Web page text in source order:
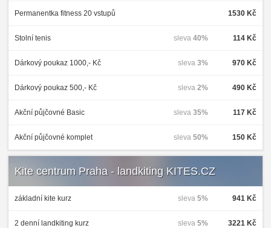
Permanentka fitness 20 vstupů 1530 Kč
Stolní tenis 114 Kč
sleva 40%
Dárkový poukaz 1000,- Kč 970 Kč
sleva 3%
Dárkový poukaz 500,- Kč 490 Kč
sleva 2%
Akční půjčovné Basic 117 Kč
sleva 35%
Akční půjčovné komplet 150 Kč
sleva 50%
Kite centrum Praha - landkiting KITES.CZ
základní kite kurz 941 Kč
sleva 5%
2 denní landkiting kurz 3221 Kč
sleva 5%